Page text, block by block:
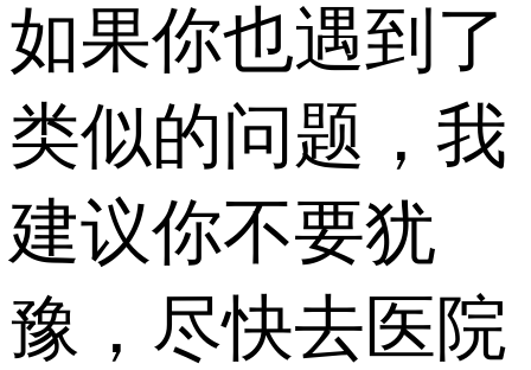
如果你也遇到了
类似的问题，我
建议你不要犹
豫，尽快去医院